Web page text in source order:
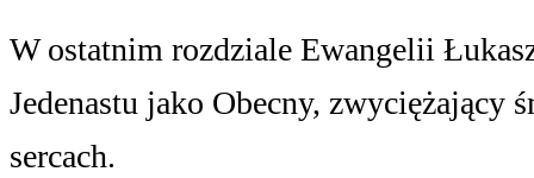
W ostatnim rozdziale Ewangelii
Jedenastu jako Obecny, zwyciężający
sercach.